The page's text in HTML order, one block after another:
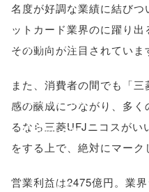
f, 'Gwindow',
'width=550,
menubar=no,
toolbar=no,
scrollbars=yes'
); return
名度が好調な業績に結び
ットカード業界のに躍り
その動向が注目されていま
また、消費者の間でも「
感の醸成につながり、多
るなら三菱UFJニコスが
をする上で、絶対にマーク
営業利益は2475億円。業